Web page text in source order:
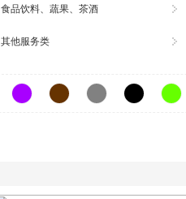
食品饮料、蔬果、茶酒
其他服务类